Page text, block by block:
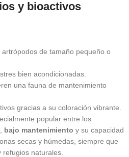
y bioactivos
de tamaño pequeño o
bien acondicionadas.
una fauna de mantenimiento
gracias a su coloración vibrante.
popular entre los
bajo mantenimiento y su capacidad
secas y húmedas, siempre que
naturales.